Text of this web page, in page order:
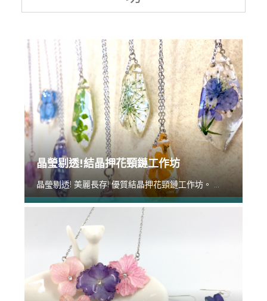
晶瑩剔透!結晶押花頸鏈工作坊
晶瑩剔透! 美麗長存! 優質結晶押花頸鏈工作坊。 ...